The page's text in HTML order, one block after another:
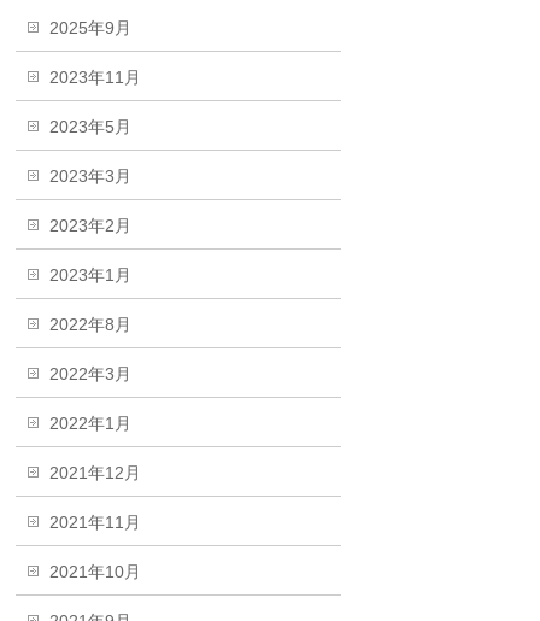
2025年9月
2023年11月
2023年5月
2023年3月
2023年2月
2023年1月
2022年8月
2022年3月
2022年1月
2021年12月
2021年11月
2021年10月